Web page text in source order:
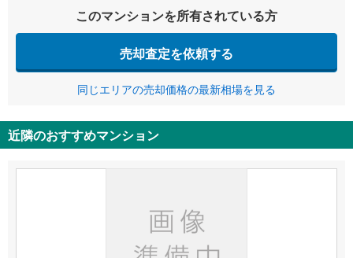
このマンションを所有されている方
売却査定を依頼する
同じエリアの売却価格の最新相場を見る
近隣のおすすめマンション